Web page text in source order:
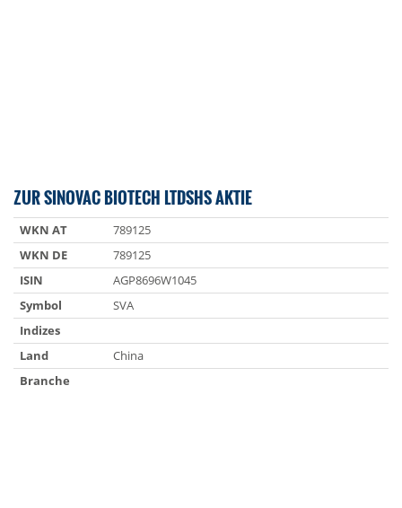
ZUR SINOVAC BIOTECH LTDSHS AKTIE
WKN AT
789125
WKN DE
789125
ISIN
AGP8696W1045
Symbol
SVA
Indizes
Land
China
Branche